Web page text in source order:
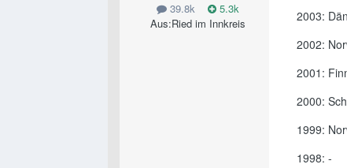
39.8k
5.3k
Aus:Ried im Innkreis
2003:
2002:
2001:
2000:
1999:
1998: -